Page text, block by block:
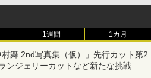
1週間 1カ月
村舞 2nd写真集（仮）」先行カット第2
ンジェリーカットなど新たな挑戦